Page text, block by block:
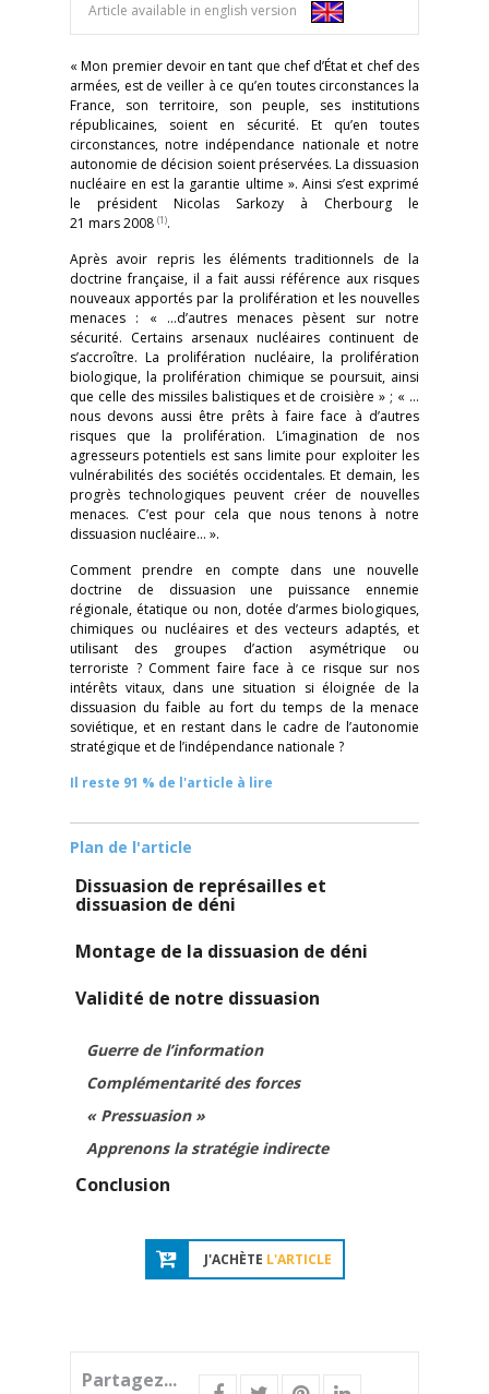
Article available in english version
« Mon premier devoir en tant que chef d’État et chef des
armées, est de veiller à ce qu’en toutes circonstances la
France, son territoire, son peuple, ses institutions
républicaines, soient en sécurité. Et qu’en toutes
circonstances, notre indépendance nationale et notre
autonomie de décision soient préservées. La dissuasion
nucléaire en est la garantie ultime ». Ainsi s’est exprimé
le président Nicolas Sarkozy à Cherbourg le
21 mars 2008 (1).
Après avoir repris les éléments traditionnels de la
doctrine française, il a fait aussi référence aux risques
nouveaux apportés par la prolifération et les nouvelles
menaces : « …d’autres menaces pèsent sur notre
sécurité. Certains arsenaux nucléaires continuent de
s’accroître. La prolifération nucléaire, la prolifération
biologique, la prolifération chimique se poursuit, ainsi
que celle des missiles balistiques et de croisière » ; « …
nous devons aussi être prêts à faire face à d’autres
risques que la prolifération. L’imagination de nos
agresseurs potentiels est sans limite pour exploiter les
vulnérabilités des sociétés occidentales. Et demain, les
progrès technologiques peuvent créer de nouvelles
menaces. C’est pour cela que nous tenons à notre
dissuasion nucléaire… ».
Comment prendre en compte dans une nouvelle
doctrine de dissuasion une puissance ennemie
régionale, étatique ou non, dotée d’armes biologiques,
chimiques ou nucléaires et des vecteurs adaptés, et
utilisant des groupes d’action asymétrique ou
terroriste ? Comment faire face à ce risque sur nos
intérêts vitaux, dans une situation si éloignée de la
dissuasion du faible au fort du temps de la menace
soviétique, et en restant dans le cadre de l’autonomie
stratégique et de l’indépendance nationale ?
Il reste 91 % de l'article à lire
Plan de l'article
Dissuasion de représailles et
dissuasion de déni
Montage de la dissuasion de déni
Validité de notre dissuasion
Guerre de l’information
Complémentarité des forces
« Pressuasion »
Apprenons la stratégie indirecte
Conclusion
J'ACHÈTE L'ARTICLE
Partagez...